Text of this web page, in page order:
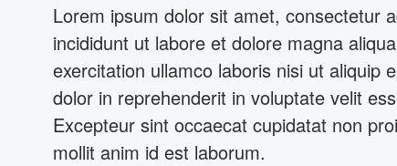
Lorem ipsum dolor sit amet, consectetur
incididunt ut labore et dolore magna
exercitation ullamco laboris nisi ut aliquip
dolor in reprehenderit in voluptate velit
Excepteur sint occaecat cupidatat non
mollit anim id est laborum.